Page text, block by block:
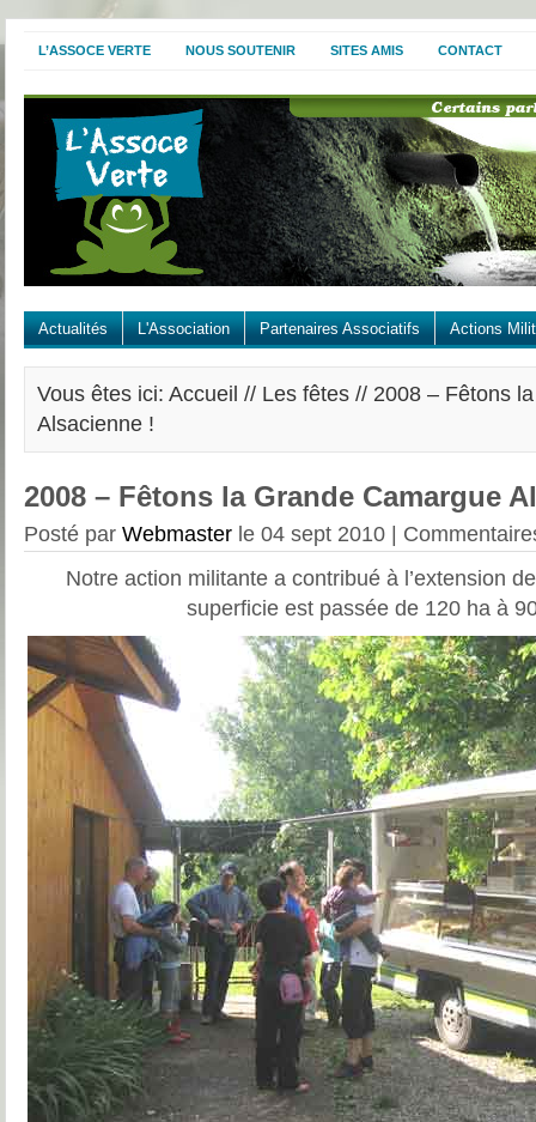
L’ASSOCE VERTE NOUS SOUTENIR SITES AMIS CONTACT
Actualités L'Association Partenaires Associatifs Actions
Vous êtes ici: Accueil // Les fêtes // 2008 – Fêtons
Alsacienne !
2008 – Fêtons la Grande Camargue
Posté par Webmaster le 04 sept 2010 |
Notre action militante a contribué à l’extension
superficie est passée de 120 ha à